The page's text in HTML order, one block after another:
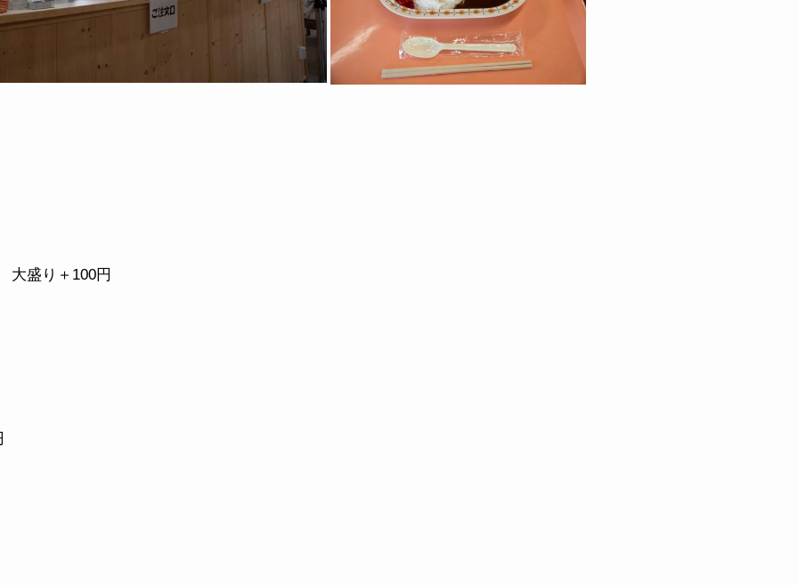
り＋100円